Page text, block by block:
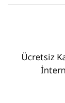
Ücretsiz